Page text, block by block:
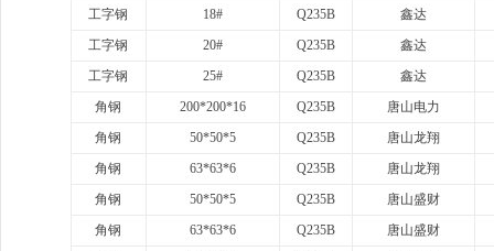
工字钢
18# Q235B
鑫达
工字钢
20# Q235B
鑫达
工字钢
25# Q235B
鑫达
角钢
200*200*16 Q235B
唐山电力
角钢
50*50*5 Q235B
唐山龙翔
角钢
63*63*6 Q235B
唐山龙翔
角钢
50*50*5 Q235B
唐山盛财
角钢
63*63*6 Q235B
唐山盛财